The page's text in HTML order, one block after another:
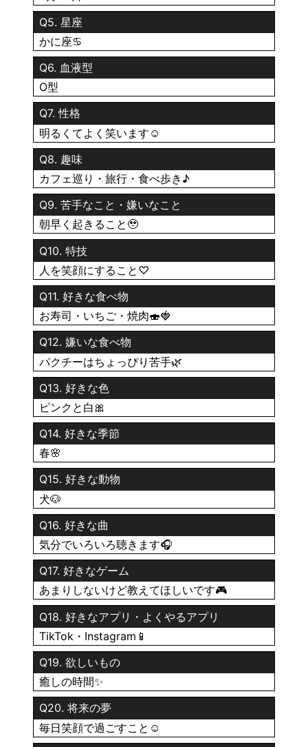
Q5. 星座
かに座♋️
Q6. 血液型
O型
Q7. 性格
明るくてよく笑います☺️
Q8. 趣味
カフェ巡り・旅行・食べ歩き♪
Q9. 苦手なこと・嫌いなこと
朝早く起きること🥹
Q10. 特技
人を笑顔にすること♡
Q11. 好きな食べ物
お寿司・いちご・焼肉🍣🍓
Q12. 嫌いな食べ物
パクチーはちょっぴり苦手🌿
Q13. 好きな色
ピンクと白🎀
Q14. 好きな季節
春🌸
Q15. 好きな動物
犬🐶
Q16. 好きな曲
気分でいろいろ聴きます🎧
Q17. 好きなゲーム
あまりしないけど教えてほしいです🎮
Q18. 好きなアプリ・よくやるアプリ
TikTok・Instagram📱
Q19. 欲しいもの
癒しの時間✨
Q20. 将来の夢
毎日笑顔で過ごすこと☺️